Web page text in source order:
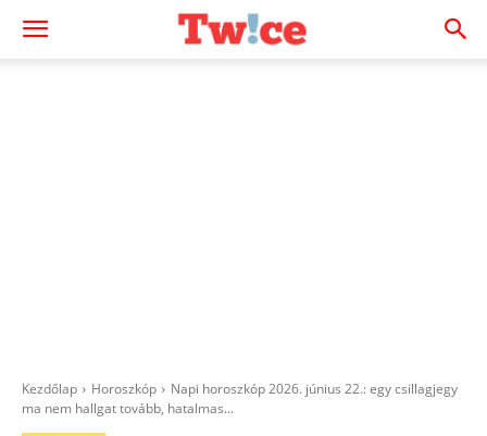
Kezdőlap Horoszkóp
Napi horoszkóp 2026. június 22.: egy csillagjegy
ma nem hallgat tovább, hatalmas...